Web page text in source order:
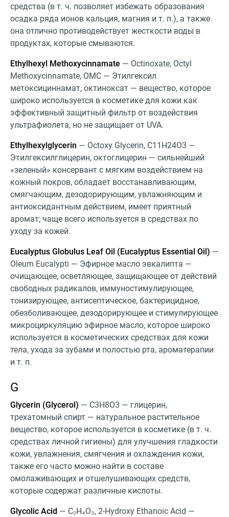
средства (в т. ч. позволяет избежать образования
осадка ряда ионов кальция, магния и т. п.), а также
она отлично противодействует жесткости воды в
продуктах, которые смываются.
Ethylhexyl Methoxycinnamate — Octinoxate, Octyl
Methoxycinnamate, OMC — Этилгексил
метоксициннамат, октиноксат — вещество, которое
широко используется в косметике для кожи как
эффективный защитный фильтр от воздействия
ультрафиолета, но не защищает от UVA.
Ethylhexylglycerin — Octoxy Glycerin, C11H24O3 —
Этилгексилглицерин, октоглицерин — сильнейший
«зеленый» консервант с мягким воздействием на
кожный покров, обладает восстанавливающим,
смягчающим, дезодорирующим, увлажняющим и
антиоксидантным действием, имеет приятный
аромат; чаще всего используется в средствах по
уходу за кожей.
Eucalyptus Globulus Leaf Oil (Eucalyptus Essential Oil) —
Oleum Eucalypti — Эфирное масло эвкалипта —
очищающее, осветляющее, защищающее от действий
свободных радикалов, иммуностимулирующее,
тонизирующее, антисептическое, бактерицидное,
обезболивающее, дезодорирующее и стимулирующее
микроциркуляцию эфирное масло, которое широко
используется в косметических средствах для кожи
тела, ухода за зубами и полостью рта, ароматерапии
и т. п.
G
Glycerin (Glycerol) — C3H8O3 — глицерин,
трехатомный спирт — натуральное растительное
вещество, которое используется в косметике (в т. ч.
средствах личной гигиены) для улучшения гладкости
кожи, увлажнения, смягчения и охлаждения кожи,
также его часто можно найти в составе
омолаживающих и отшелушивающих средств,
которые содержат различные кислоты.
Glycolic Acid — C₂H₄O₃, 2-Hydroxy Ethanoic Acid —